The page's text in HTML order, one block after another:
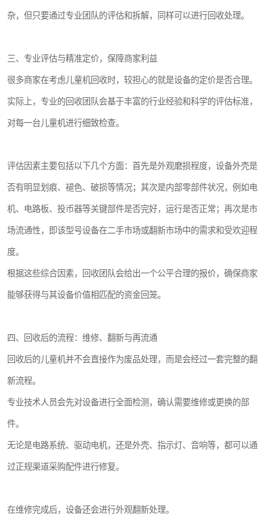
杂，但只要通过专业团队的评估和拆解，同样可以进行回收处理。
三、专业评估与精准定价，保障商家利益
很多商家在考虑儿童机回收时，较担心的就是设备的定价是否合理。
实际上，专业的回收团队会基于丰富的行业经验和科学的评估标准，
对每一台儿童机进行细致检查。
评估因素主要包括以下几个方面：首先是外观磨损程度，设备外壳是
否有明显划痕、褪色、破损等情况；其次是内部零部件状况，例如电
机、电路板、投币器等关键部件是否完好，运行是否正常；再次是市
场流通性，即该型号设备在二手市场或翻新市场中的需求和受欢迎程
度。
根据这些综合因素，回收团队会给出一个公平合理的报价，确保商家
能够获得与其设备价值相匹配的资金回笼。
四、回收后的流程：维修、翻新与再流通
回收后的儿童机并不会直接作为废品处理，而是会经过一套完整的翻
新流程。
专业技术人员会先对设备进行全面检测，确认需要维修或更换的部
件。
无论是电路系统、驱动电机，还是外壳、指示灯、音响等，都可以通
过正规渠道采购配件进行修复。
在维修完成后，设备还会进行外观翻新处理。